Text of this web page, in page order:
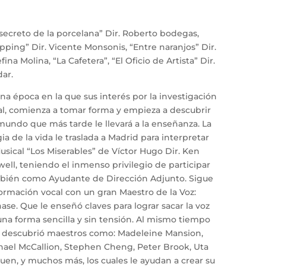
de la porcelana” Dir. Roberto bodegas,
Dir. Vicente Monsonis, “Entre naranjos” Dir.
Molina, “La Cafetera”, “El Oficio de Artista” Dir.
época en la que sus interés por la investigación
comienza a tomar forma y empieza a descubrir
que más tarde le llevará a la enseñanza. La
de la vida le traslada a Madrid para interpretar
“Los Miserables” de Víctor Hugo Dir. Ken
teniendo el inmenso privilegio de participar
como Ayudante de Dirección Adjunto. Sigue
vocal con un gran Maestro de la Voz:
Que le enseñó claves para lograr sacar la voz
forma sencilla y sin tensión. Al mismo tiempo
maestros como: Madeleine Mansion,
McCallion, Stephen Cheng, Peter Brook, Uta
y muchos más, los cuales le ayudan a crear su